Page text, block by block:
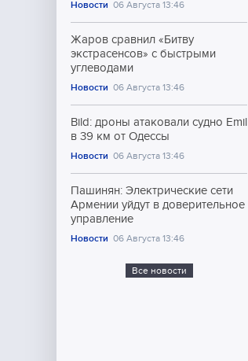
Новости 06 Августа 13:46
Жаров сравнил «Битву
экстрасенсов» с быстрыми
углеводами
Новости 06 Августа 13:46
Bild: дроны атаковали судно Emil
в 39 км от Одессы
Новости 06 Августа 13:46
Пашинян: Электрические сети
Армении уйдут в доверительное
управление
Новости 06 Августа 13:46
Все новости